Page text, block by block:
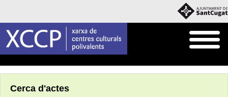
Cerca d'actes